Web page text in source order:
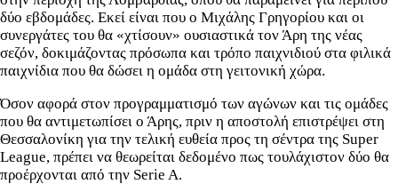
δύο εβδομάδες. Εκεί είναι που ο Μιχάλης Γρηγορίου και οι
συνεργάτες του θα «χτίσουν» ουσιαστικά τον Άρη της νέας
σεζόν, δοκιμάζοντας πρόσωπα και τρόπο παιχνιδιού στα φιλικά
παιχνίδια που θα δώσει η ομάδα στη γειτονική χώρα.
Όσον αφορά στον προγραμματισμό των αγώνων και τις ομάδες
που θα αντιμετωπίσει ο Άρης, πριν η αποστολή επιστρέψει στη
Θεσσαλονίκη για την τελική ευθεία προς τη σέντρα της Super
League, πρέπει να θεωρείται δεδομένο πως τουλάχιστον δύο θα
προέρχονται από την Serie A.